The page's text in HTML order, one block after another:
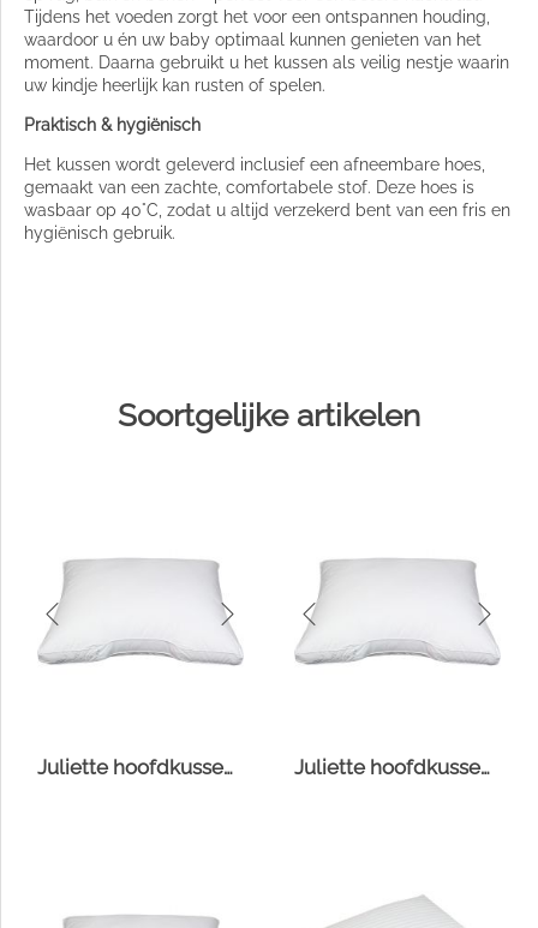
Tijdens het voeden zorgt het voor een ontspannen houding,
waardoor u én uw baby optimaal kunnen genieten van het
moment. Daarna gebruikt u het kussen als veilig nestje waarin
uw kindje heerlijk kan rusten of spelen.
Praktisch & hygiënisch
Het kussen wordt geleverd inclusief een afneembare hoes,
gemaakt van een zachte, comfortabele stof. Deze hoes is
wasbaar op 40°C, zodat u altijd verzekerd bent van een fris en
hygiënisch gebruik.
Soortgelijke artikelen
Juliette hoofdkussen Comfort-O-Bol Juliette hoofdkussen Fiberdaun